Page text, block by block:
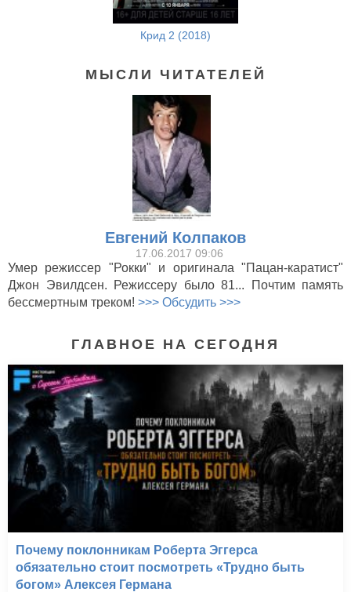
Крид 2 (2018)
МЫСЛИ ЧИТАТЕЛЕЙ
Евгений Колпаков
17.06.2017 09:06
Умер режиссер "Рокки" и оригинала "Пацан-каратист"
Джон Эвилдсен. Режиссеру было 81... Почтим память
бессмертным треком! >>> Обсудить >>>
ГЛАВНОЕ НА СЕГОДНЯ
Почему поклонникам Роберта Эггерса
обязательно стоит посмотреть «Трудно быть
богом» Алексея Германа